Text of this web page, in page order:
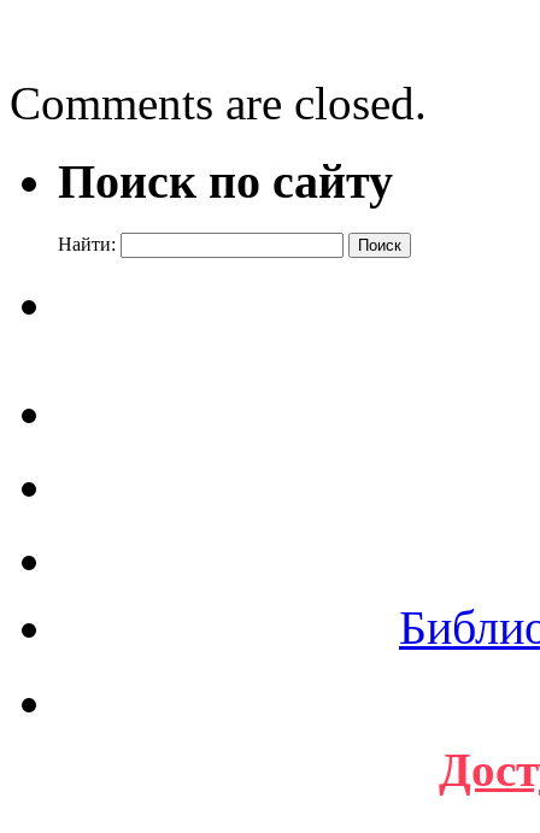
Comments are closed.
Поиск по сайту
Найти: